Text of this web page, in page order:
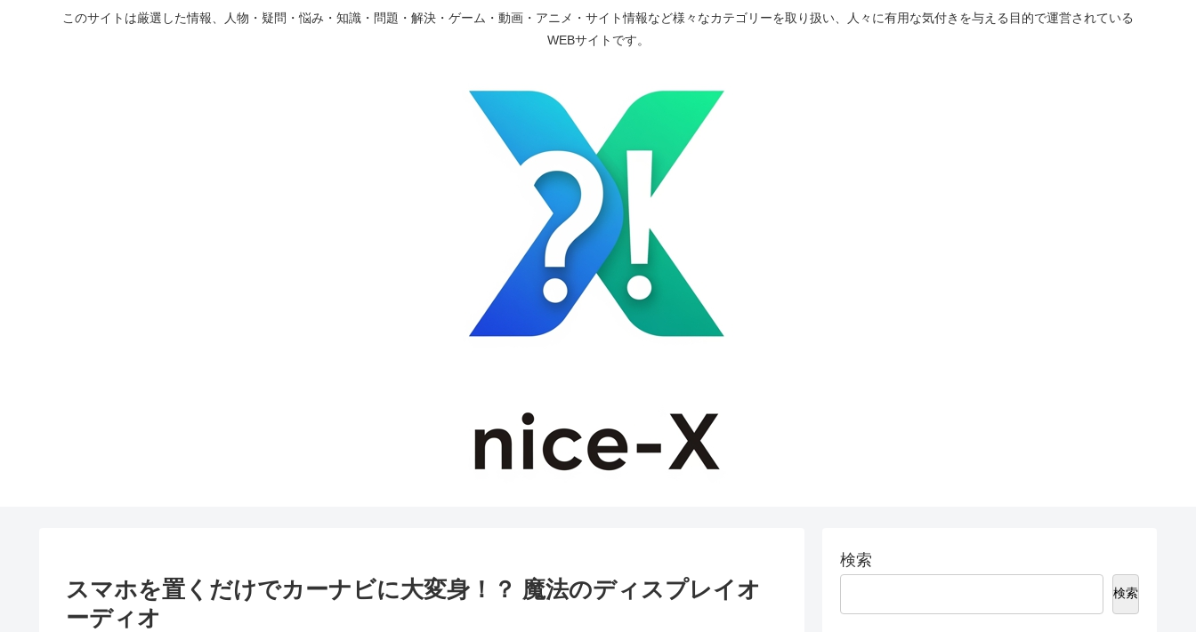
このサイトは厳選した情報、人物・疑問・悩み・知識・問題・解決・ゲーム・動画・アニメ・サイト情報など様々なカテゴリーを取り扱い、人々に有用な気付きを与える目的で運営されている
WEBサイトです。
スマホを置くだけでカーナビに大変身！？ 魔法のディスプレイオ
ーディオ
検索
検索